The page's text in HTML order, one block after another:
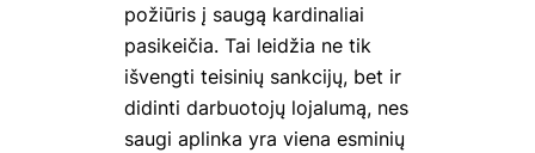
požiūris į saugą kardinaliai
pasikeičia. Tai leidžia ne tik
išvengti teisinių sankcijų, bet ir
didinti darbuotojų lojalumą, nes
saugi aplinka yra viena esminių